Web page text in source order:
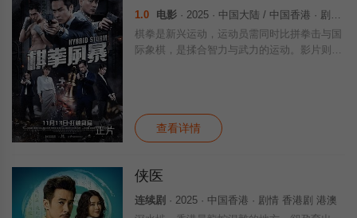
正片
1.0 电影 · 2025 · 中国大陆 / 中国香港 · 剧情 犯罪 运动 犯罪片
棋拳是新兴运动，运动员需同时比拼拳击与国
际象棋，是揉合智力与武力的运动。影片则以
查看详情
侠医
连续剧 · 2025 · 中国香港 · 剧情 香港剧 港澳